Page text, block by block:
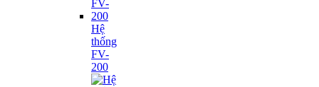
Hệ
thống
FV-
200